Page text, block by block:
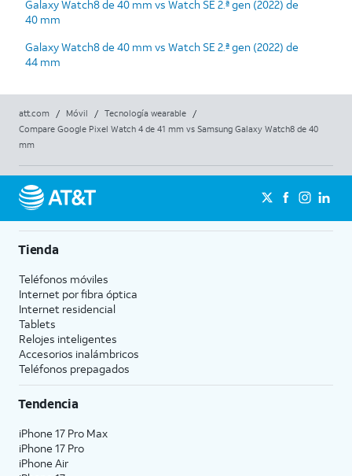
Galaxy Watch8 de 40 mm vs Watch SE 2.ª gen (2022) de
40 mm
Galaxy Watch8 de 40 mm vs Watch SE 2.ª gen (2022) de
44 mm
att.com / Móvil / Tecnología wearable
/
Compare Google Pixel Watch 4 de 41 mm vs Samsung Galaxy Watch8 de 40
mm
Tienda
Teléfonos móviles
Internet por fibra óptica
Internet residencial
Tablets
Relojes inteligentes
Accesorios inalámbricos
Teléfonos prepagados
Tendencia
iPhone 17 Pro Max
iPhone 17 Pro
iPhone Air